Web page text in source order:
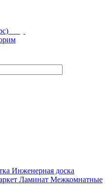
Инженерная доска
Ламинат Межкомнатные